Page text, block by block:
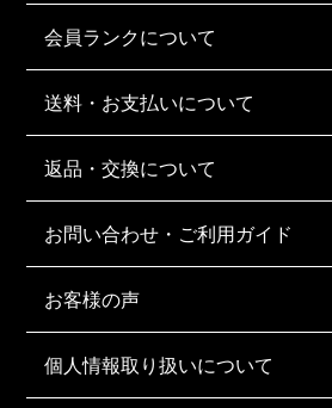
会員ランクについて
送料・お支払いについて
返品・交換について
お問い合わせ・ご利用ガイド
お客様の声
個人情報取り扱いについて